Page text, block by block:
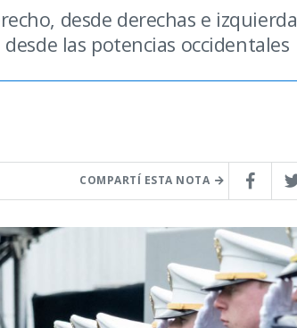
desde derechas e izquierda
las potencias occidentales
COMPARTÍ ESTA NOTA